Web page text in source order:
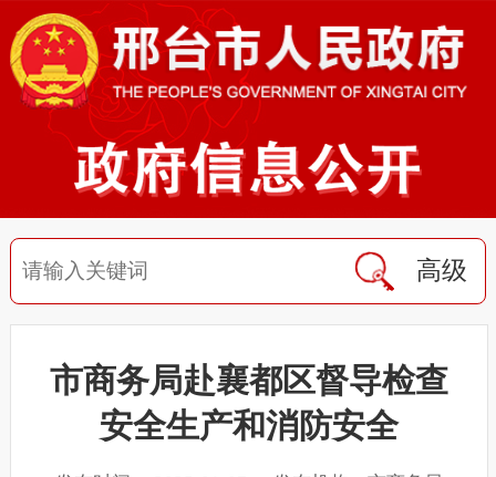
高级
市商务局赴襄都区督导检查
安全生产和消防安全